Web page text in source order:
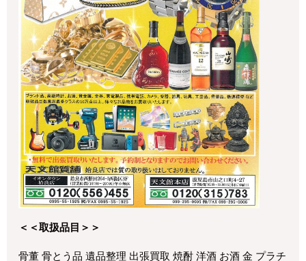
＜＜取扱品目＞＞
骨董 骨とう品 遺品整理 出張買取 焼酎 洋酒 お酒 金 プラチ